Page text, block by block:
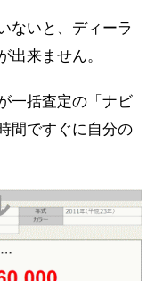
ないと、ディーラ
出来ません。
一括査定の「ナビ
間ですぐに自分の